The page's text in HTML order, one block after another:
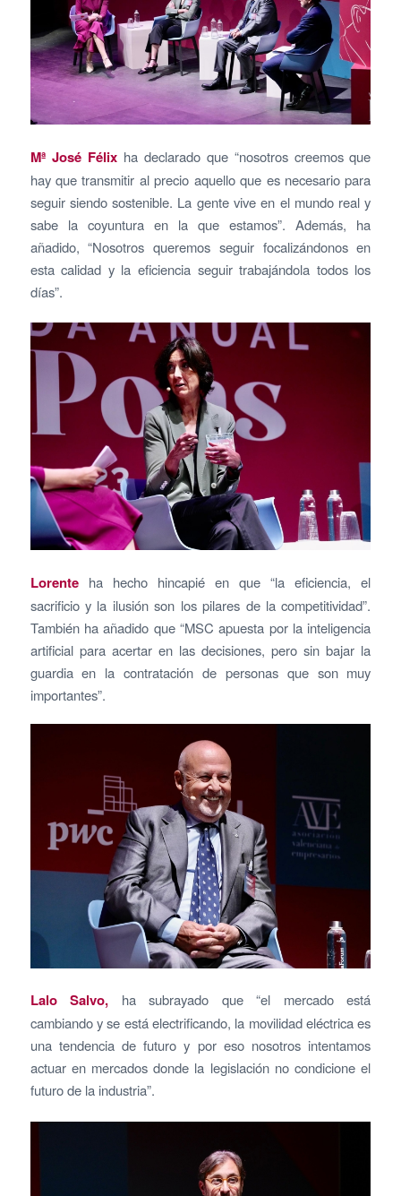
Mª José Félix ha declarado que “nosotros creemos que
hay que transmitir al precio aquello que es necesario para
seguir siendo sostenible. La gente vive en el mundo real y
sabe la coyuntura en la que estamos”. Además, ha
añadido, “Nosotros queremos seguir focalizándonos en
esta calidad y la eficiencia seguir trabajándola todos los
días”.
Lorenteha hecho hincapié en que “la eficiencia, el
sacrificio y la ilusión son los pilares de la competitividad”.
También ha añadido que “MSC apuesta por la inteligencia
artificial para acertar en las decisiones, pero sin bajar la
guardia en la contratación de personas que son muy
importantes”.
Lalo Salvo, ha subrayado que “el mercado está
cambiando y se está electrificando, la movilidad eléctrica es
una tendencia de futuro y por eso nosotros intentamos
actuar en mercados donde la legislación no condicione el
futuro de la industria”.